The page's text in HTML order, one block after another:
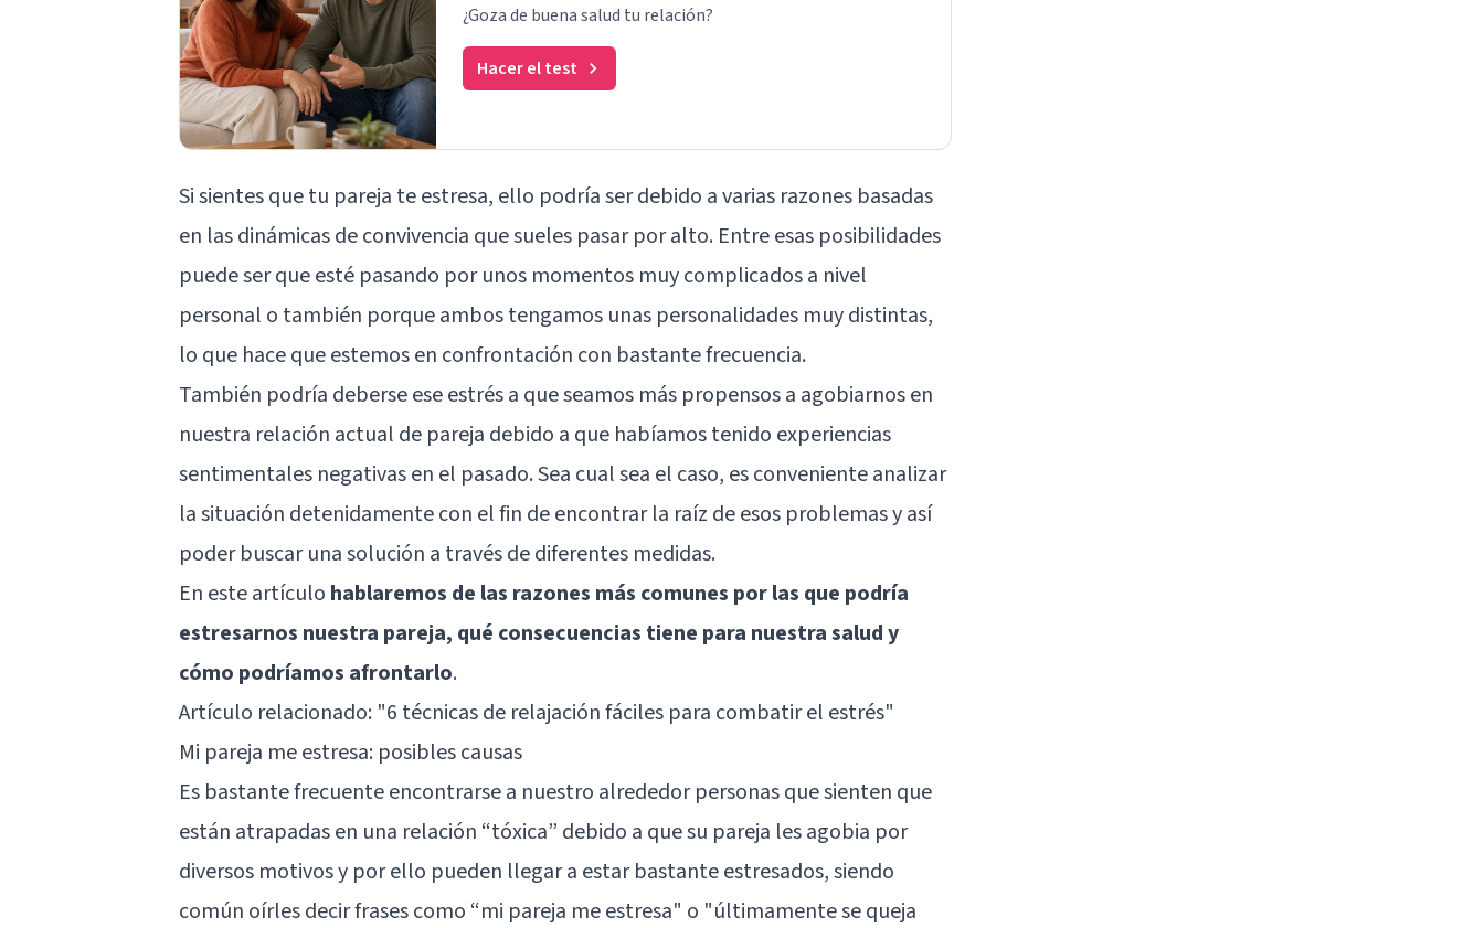
¿Goza de buena salud tu relación?
Hacer el test
Si sientes que tu pareja te estresa, ello podría ser debido a varias razones basadas
en las dinámicas de convivencia que sueles pasar por alto. Entre esas posibilidades
puede ser que esté pasando por unos momentos muy complicados a nivel
personal o también porque ambos tengamos unas personalidades muy distintas,
lo que hace que estemos en confrontación con bastante frecuencia.
También podría deberse ese estrés a que seamos más propensos a agobiarnos en
nuestra relación actual de pareja debido a que habíamos tenido experiencias
sentimentales negativas en el pasado. Sea cual sea el caso, es conveniente analizar
la situación detenidamente con el fin de encontrar la raíz de esos problemas y así
poder buscar una solución a través de diferentes medidas.
En este artículo hablaremos de las razones más comunes por las que podría
estresarnos nuestra pareja, qué consecuencias tiene para nuestra salud y
cómo podríamos afrontarlo.
Artículo relacionado: "6 técnicas de relajación fáciles para combatir el estrés"
Mi pareja me estresa: posibles causas
Es bastante frecuente encontrarse a nuestro alrededor personas que sienten que
están atrapadas en una relación “tóxica” debido a que su pareja les agobia por
diversos motivos y por ello pueden llegar a estar bastante estresados, siendo
común oírles decir frases como “mi pareja me estresa" o "últimamente se queja